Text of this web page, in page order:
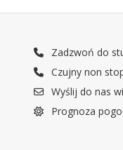
Zadzwoń do
Czujny non
Wyślij do nas
Prognoza